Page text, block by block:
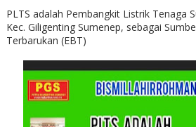
PLTS adalah Pembangkit Listrik Tenaga
Kec. Giligenting Sumenep, sebagai
Terbarukan (EBT)